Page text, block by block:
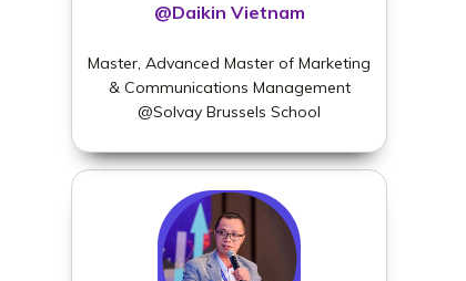
@Daikin Vietnam
Master, Advanced Master of Marketing
& Communications Management
@Solvay Brussels School